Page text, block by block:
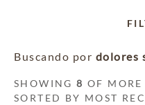
Buscando por dolores
SHOWING8 OF
SORTED BY MOST